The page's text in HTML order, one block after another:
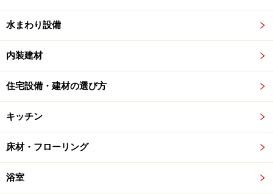
水まわり設備
内装建材
住宅設備・建材の選び方
キッチン
床材・フローリング
浴室